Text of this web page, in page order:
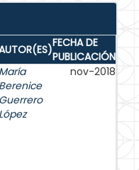
FECHA DE
PUBLICACIÓN
María
Berenice
Guerrero
López
nov-2018